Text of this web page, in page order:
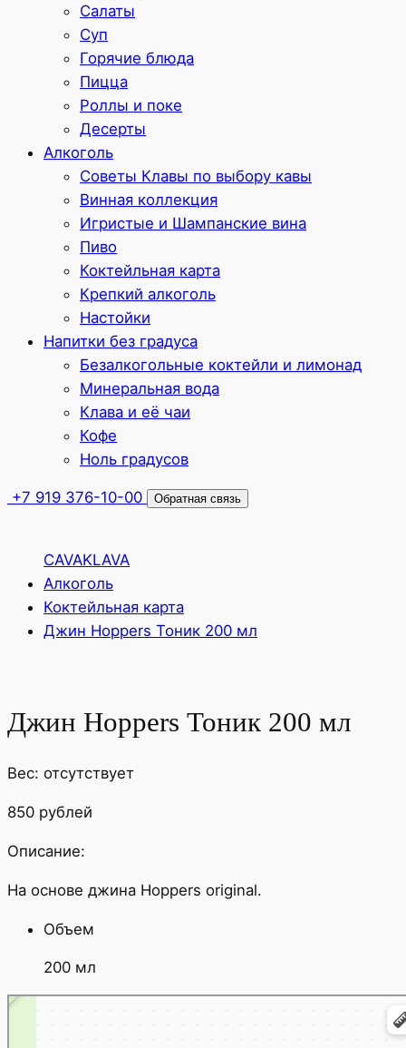
Салаты
Суп
Горячие блюда
Пицца
Роллы и поке
Десерты
Алкоголь
Советы Клавы по выбору кавы
Винная коллекция
Игристые и Шампанские вина
Пиво
Коктейльная карта
Крепкий алкоголь
Настойки
Напитки без градуса
Безалкогольные коктейли и лимонад
Минеральная вода
Клава и её чаи
Кофе
Ноль градусов
+7 919 376-10-00 Обратная связь
CAVAKLAVA
Алкоголь
Коктейльная карта
Джин Hoppers Тоник 200 мл
Джин Hoppers Тоник 200 мл
Вес: отсутствует
850 рублей
Описание:
На основе джина Hoppers original.
Объем
200 мл